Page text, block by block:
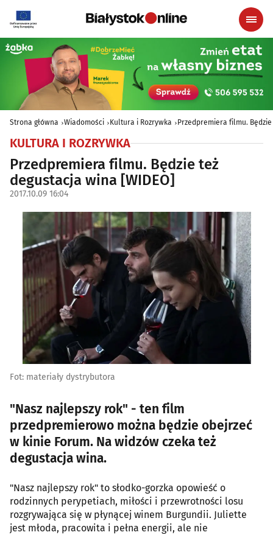
Strona główna Wiadomości Kultura i Rozrywka Przedpremiera filmu.
KULTURA I ROZRYWKA
Przedpremiera filmu. Będzie też
degustacja wina [WIDEO]
2017.10.09 16:04
Fot: materiały dystrybutora
"Nasz najlepszy rok" - ten film
przedpremierowo można będzie obejrzeć
w kinie Forum. Na widzów czeka też
degustacja wina.
"Nasz najlepszy rok" to słodko-gorzka opowieść o
rodzinnych perypetiach, miłości i przewrotności losu
rozgrywająca się w płynącej winem Burgundii. Juliette
jest młoda, pracowita i pełna energii, ale nie